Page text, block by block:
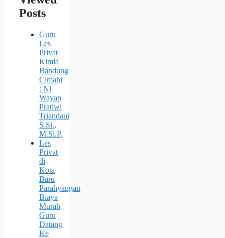
Posts
Guru
Les
Privat
Kimia
Bandung
Cimahi
: Ni
Wayan
Pratiwi
Triandani
S.Si.,
M.Si.P.
Les
Privat
di
Kota
Baru
Parahyangan
Biaya
Murah
Guru
Datang
Ke